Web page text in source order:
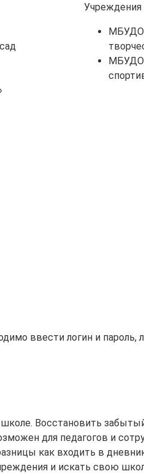
Учреждения
МБУДО
МБУДО
ввести логин и пароль,
школе. Восстановить
для педагогов и
как входить в
и искать свою